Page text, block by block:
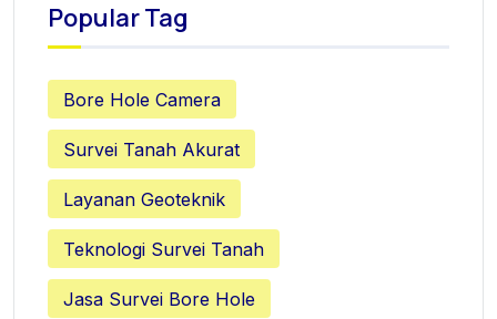
Popular Tag
Bore Hole Camera
Survei Tanah Akurat
Layanan Geoteknik
Teknologi Survei Tanah
Jasa Survei Bore Hole